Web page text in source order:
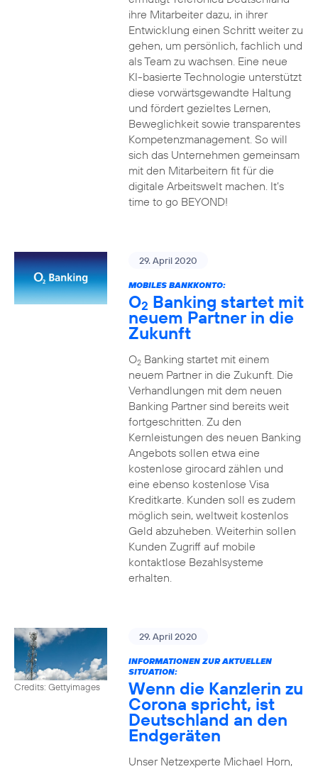
ihre Mitarbeiter dazu, in ihrer
Entwicklung einen Schritt weiter zu
gehen, um persönlich, fachlich und
als Team zu wachsen. Eine neue
KI-basierte Technologie unterstützt
diese vorwärtsgewandte Haltung
und fördert gezieltes Lernen,
Beweglichkeit sowie transparentes
Kompetenzmanagement. So will
sich das Unternehmen gemeinsam
mit den Mitarbeitern fit für die
digitale Arbeitswelt machen. It’s
time to go BEYOND!
29. April 2020
MOBILES BANKKONTO:
O2 Banking startet mit
neuem Partner in die
Zukunft
O2Banking startet mit einem
neuem Partner in die Zukunft. Die
Verhandlungen mit dem neuen
Banking Partner sind bereits weit
fortgeschritten. Zu den
Kernleistungen des neuen Banking
Angebots sollen etwa eine
kostenlose girocard zählen und
eine ebenso kostenlose Visa
Kreditkarte. Kunden soll es zudem
möglich sein, weltweit kostenlos
Geld abzuheben. Weiterhin sollen
Kunden Zugriff auf mobile
kontaktlose Bezahlsysteme
erhalten.
Credits: Gettyimages
29. April 2020
INFORMATIONEN ZUR AKTUELLEN
SITUATION:
Wenn die Kanzlerin zu
Corona spricht, ist
Deutschland an den
Endgeräten
Unser Netzexperte Michael Horn,